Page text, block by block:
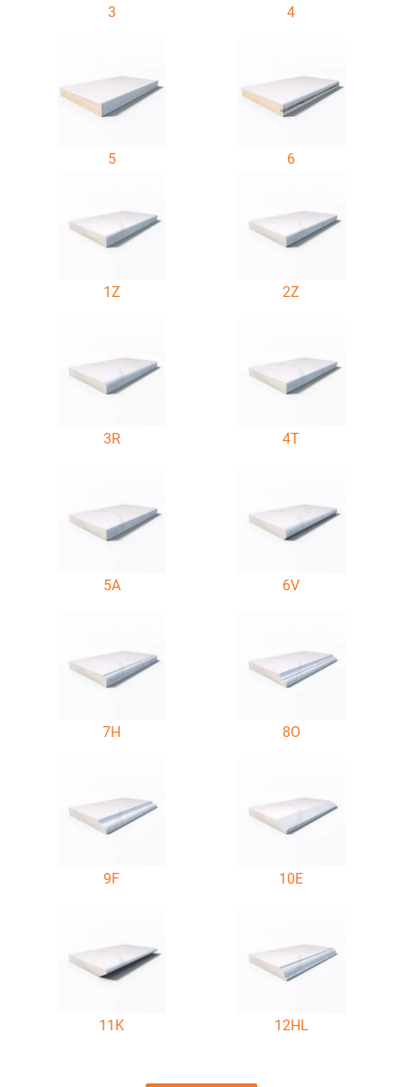
3 4
5 6
1Z 2Z
3R 4T
5A 6V
7H 8O
9F 10E
11K 12HL